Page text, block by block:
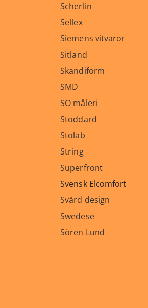
Scherlin
Sellex
Siemens vitvaror
Sitland
Skandiform
SMD
SO måleri
Stoddard
Stolab
String
Superfront
Svensk Elcomfort
Svärd design
Swedese
Sören Lund